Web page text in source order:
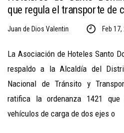
que regula el transporte de
Juan de Dios Valentin Feb
La Asociación de Hoteles Santo
respaldo a la Alcaldía del
Nacional de Tránsito y
ratifica la ordenanza 1421
vehículos de carga de dos ejes o